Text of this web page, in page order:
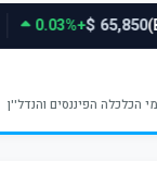
65,850 $
+0.03%